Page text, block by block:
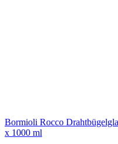
Bormioli Rocco
x 1000 ml